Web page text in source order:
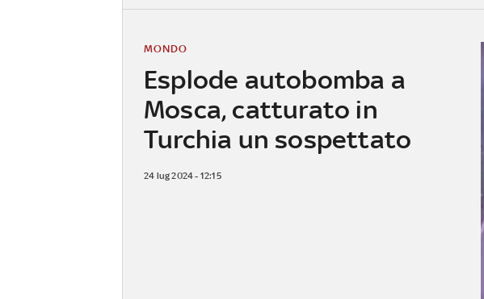
Esplode autobomba a
Mosca, catturato in
Turchia un sospettato
MONDO
24 lug 2024 - 12:15